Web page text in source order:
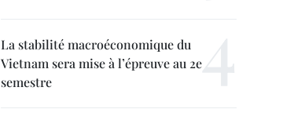
La stabilité macroéconomique du
Vietnam sera mise à l’épreuve au 2e
semestre